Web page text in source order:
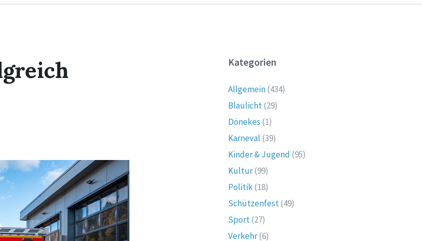
Kategorien
Allgemein(434)
Blaulicht(29)
Dönekes (1)
Karneval (39)
Kinder & Jugend (95)
Kultur(99)
Politik(18)
Schützenfest(49)
Sport(27)
Verkehr(6)